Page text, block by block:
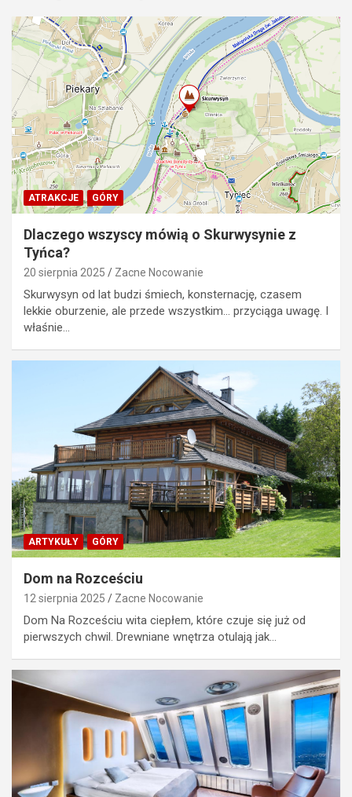
ATRAKCJE GÓRY
Dlaczego wszyscy mówią o Skurwysynie z
Tyńca?
20 sierpnia 2025 Zacne Nocowanie
Skurwysyn od lat budzi śmiech, konsternację, czasem
lekkie oburzenie, ale przede wszystkim… przyciąga uwagę. I
właśnie…
ARTYKUŁY GÓRY
Dom na Rozceściu
12 sierpnia 2025 Zacne Nocowanie
Dom Na Rozceściu wita ciepłem, które czuje się już od
pierwszych chwil. Drewniane wnętrza otulają jak…